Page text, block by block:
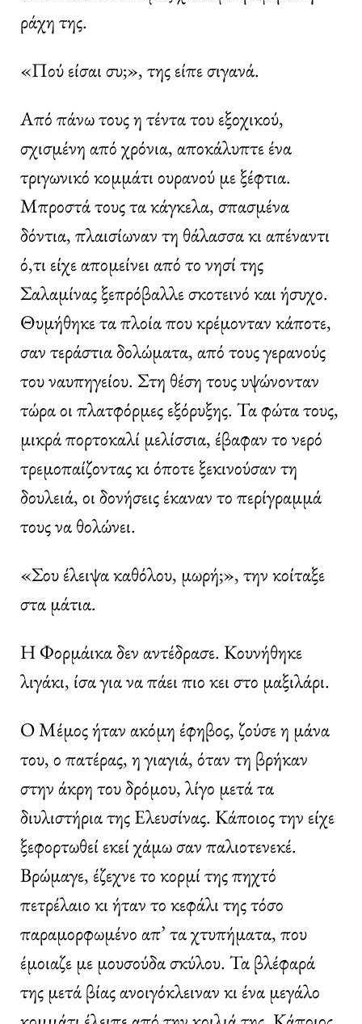
ράχη της.
«Πού είσαι συ;», της είπε σιγανά.
Από πάνω τους η τέντα του εξοχικού,
σχισμένη από χρόνια, αποκάλυπτε ένα
τριγωνικό κομμάτι ουρανού με ξέφτια.
Μπροστά τους τα κάγκελα, σπασμένα
δόντια, πλαισίωναν τη θάλασσα κι απέναντι
ό,τι είχε απομείνει από το νησί της
Σαλαμίνας ξεπρόβαλλε σκοτεινό και ήσυχο.
Θυμήθηκε τα πλοία που κρέμονταν κάποτε,
σαν τεράστια δολώματα, από τους γερανούς
του ναυπηγείου. Στη θέση τους υψώνονταν
τώρα οι πλατφόρμες εξόρυξης. Τα φώτα τους,
μικρά πορτοκαλί μελίσσια, έβαφαν το νερό
τρεμοπαίζοντας κι όποτε ξεκινούσαν τη
δουλειά, οι δονήσεις έκαναν το περίγραμμά
τους να θολώνει.
«Σου έλειψα καθόλου, μωρή;», την κοίταξε
στα μάτια.
Η Φορμάικα δεν αντέδρασε. Κουνήθηκε
λιγάκι, ίσα για να πάει πιο κει στο μαξιλάρι.
Ο Μέμος ήταν ακόμη έφηβος, ζούσε η μάνα
του, ο πατέρας, η γιαγιά, όταν τη βρήκαν
στην άκρη του δρόμου, λίγο μετά τα
διυλιστήρια της Ελευσίνας. Κάποιος την είχε
ξεφορτωθεί εκεί χάμω σαν παλιοτενεκέ.
Βρώμαγε, έζεχνε το κορμί της πηχτό
πετρέλαιο κι ήταν το κεφάλι της τόσο
παραμορφωμένο απ’ τα χτυπήματα, που
έμοιαζε με μουσούδα σκύλου. Τα βλέφαρά
της μετά βίας ανοιγόκλειναν κι ένα μεγάλο